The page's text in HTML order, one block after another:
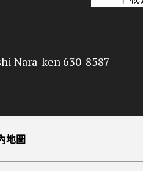
Nara-ken 630-8587
地圖